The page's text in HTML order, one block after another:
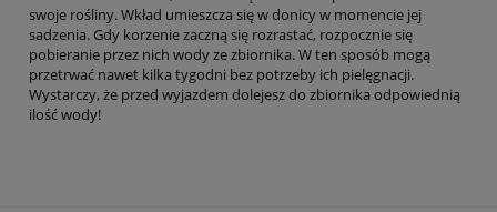
swoje rośliny. Wkład umieszcza się w donicy w momencie jej
sadzenia. Gdy korzenie zaczną się rozrastać, rozpocznie się
pobieranie przez nich wody ze zbiornika. W ten sposób mogą
przetrwać nawet kilka tygodni bez potrzeby ich pielęgnacji.
Wystarczy, że przed wyjazdem dolejesz do zbiornika odpowiednią
ilość wody!